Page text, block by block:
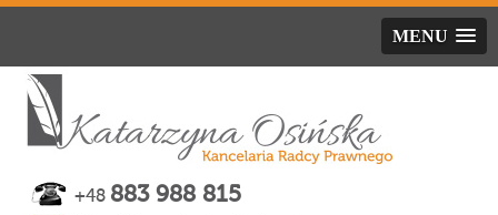
MENU
+48 883 988 815